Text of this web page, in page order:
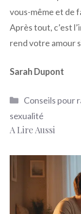
vous-même et de
Après tout, c’est
rend votre amour
Sarah Dupont
Catégories
Conseils pour
sexualité
A Lire Aussi